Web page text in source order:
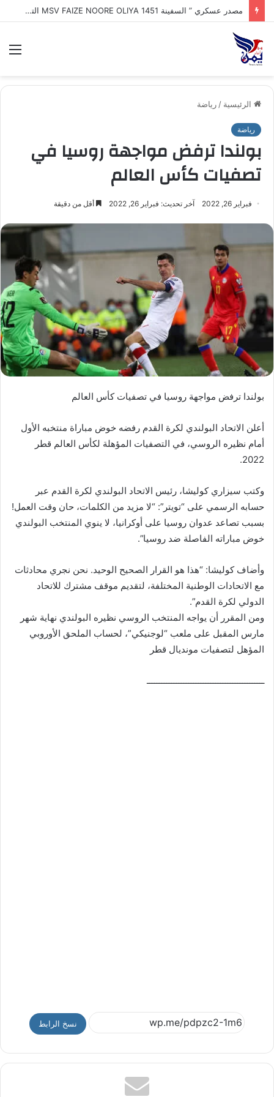
مصدر عسكري ” السفينة MSV FAIZE NOORE OLIYA 1451 التي ترفع علم الهند وتعرضت لهجوم بزورق مفخخ مجهول وغرقها في مياه البحر_الأحمر أثناء توجهها إلى ميناء المخا
الرئيسية / رياضة
رياضة
بولندا ترفض مواجهة روسيا في
تصفيات كأس العالم
فبراير 26, 2022 آخر تحديث: فبراير 26, 2022 أقل من دقيقة
بولندا ترفض مواجهة روسيا في تصفيات كأس العالم
أعلن الاتحاد البولندي لكرة القدم رفضه خوض مباراة منتخبه الأول
أمام نظيره الروسي، في التصفيات المؤهلة لكأس العالم قطر
2022.
وكتب سيزاري كوليشا، رئيس الاتحاد البولندي لكرة القدم عبر
حسابه الرسمي على “تويتر”: “لا مزيد من الكلمات، حان وقت العمل!
بسبب تصاعد عدوان روسيا على أوكرانيا، لا ينوي المنتخب البولندي
خوض مباراته الفاصلة ضد روسيا”.
وأضاف كوليشا: “هذا هو القرار الصحيح الوحيد. نحن نجري محادثات
مع الاتحادات الوطنية المختلفة، لتقديم موقف مشترك للاتحاد
الدولي لكرة القدم”.
ومن المقرر أن يواجه المنتخب الروسي نظيره البولندي نهاية شهر
مارس المقبل على ملعب “لوجنيكي”، لحساب الملحق الأوروبي
المؤهل لتصفيات مونديال قطر
ــــــــــــــــــــــــــــــــــــــــــــــــ
نسخ الرابط